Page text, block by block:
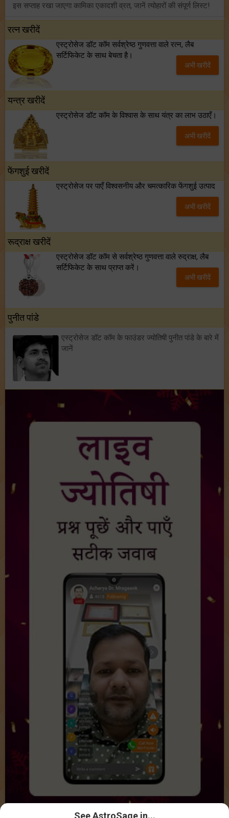
इस सप्ताह रखा जाएगा कामिका एकादशी व्रत, जानें त्योहारों की संपूर्ण लिस्ट!
रत्न खरीदें
एस्ट्रोसेज डॉट कॉम सर्वश्रेष्ठ गुणवत्ता वाले रत्न, लैब
सर्टिफिकेट के साथ बेचता है।
अभी खरीदें
यन्त्र खरीदें
एस्ट्रोसेज डॉट कॉम के विश्वास के साथ यंत्र का लाभ उठाएँ।
अभी खरीदें
फेंगशुई खरीदें
एस्ट्रोसेज पर पाएँ विश्वसनीय और चमत्कारिक फेंगशुई उत्पाद
अभी खरीदें
रूद्राक्ष खरीदें
एस्ट्रोसेज डॉट कॉम से सर्वश्रेष्ठ गुणवत्ता वाले रुद्राक्ष, लैब
सर्टिफिकेट के साथ प्राप्त करें।
अभी खरीदें
पुनीत पांडे
एस्ट्रोसेज डॉट कॉम के फाउंडर ज्योतिषी पुनीत पांडे के बारे में
जानें
See AstroSage in...